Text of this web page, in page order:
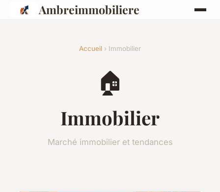
Ambreimmobiliere
Accueil › Immobilier
🏠
Immobilier
Marché immobilier et tendances